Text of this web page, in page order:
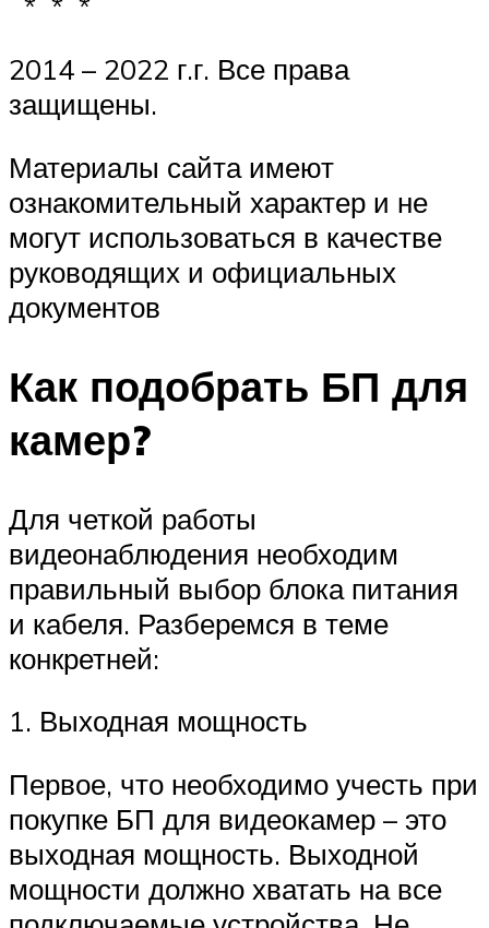
2014 – 2022 г.г. Все права
защищены.
Материалы сайта имеют
ознакомительный характер и не
могут использоваться в качестве
руководящих и официальных
документов
Как подобрать БП для
камер?
Для четкой работы
видеонаблюдения необходим
правильный выбор блока питания
и кабеля. Разберемся в теме
конкретней:
1. Выходная мощность
Первое, что необходимо учесть при
покупке БП для видеокамер – это
выходная мощность. Выходной
мощности должно хватать на все